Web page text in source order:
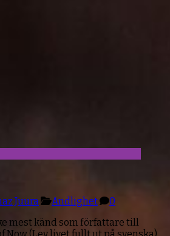
Juura Andlighet
0
mest känd som författare till